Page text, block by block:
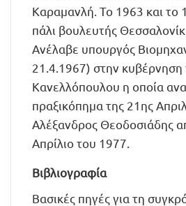
Καραμανλή. Το 1963 και το
πάλι βουλευτής
Ανέλαβε υπουργός
21.4.1967) στην
Κανελλόπουλου η οποία
πραξικόπημα της 21ης
Αλέξανδρος Θεοδοσιάδης
Απρίλιο του 1977.
Βιβλιογραφία
Βασικές πηγές για τη